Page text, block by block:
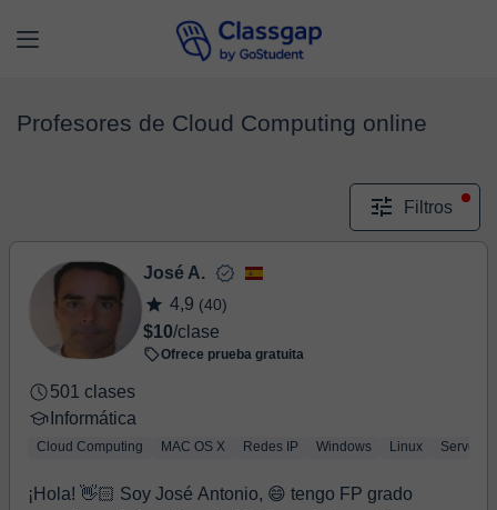
Profesores de Cloud Computing online
Filtros
José A.
4,9 (40)
$10/clase
Ofrece prueba gratuita
501 clases
Informática
Cloud Computing MAC OS X Redes IP Windows Linux Server
¡Hola! 👋🏻 Soy José Antonio, 😄 tengo FP grado